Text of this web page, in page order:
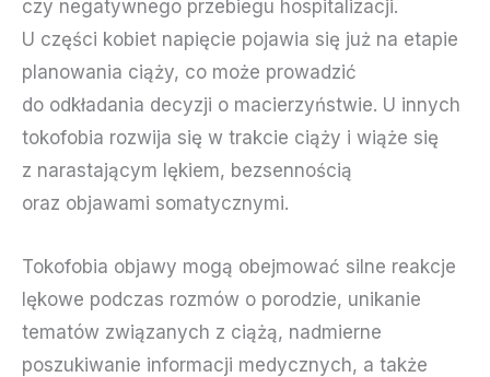
czy negatywnego przebiegu hospitalizacji.
U części kobiet napięcie pojawia się już na etapie
planowania ciąży, co może prowadzić
do odkładania decyzji o macierzyństwie. U innych
tokofobia rozwija się w trakcie ciąży i wiąże się
z narastającym lękiem, bezsennością
oraz objawami somatycznymi.
Tokofobia objawy mogą obejmować silne reakcje
lękowe podczas rozmów o porodzie, unikanie
tematów związanych z ciążą, nadmierne
poszukiwanie informacji medycznych, a także